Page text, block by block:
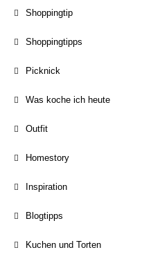
Shoppingtip
Shoppingtipps
Picknick
Was koche ich heute
Outfit
Homestory
Inspiration
Blogtipps
Kuchen und Torten